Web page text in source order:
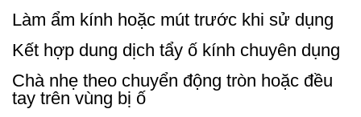
Làm ẩm kính hoặc mút trước khi sử dụng
Kết hợp dung dịch tẩy ố kính chuyên dụng
Chà nhẹ theo chuyển động tròn hoặc đều
tay trên vùng bị ố